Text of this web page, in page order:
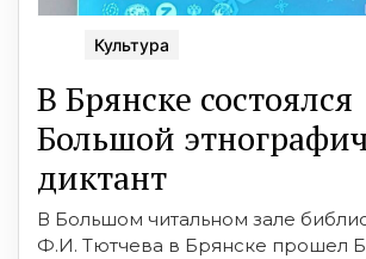
Культура
В Брянске состоялся
Большой
диктант
В Большом читальном зале
Ф.И. Тютчева в Брянске прошел